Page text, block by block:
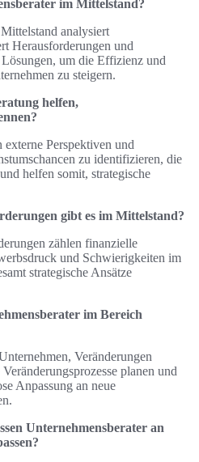
im Mittelstand?
analysiert
Herausforderungen und
um die Effizienz und
zu steigern.
helfen,
externe Perspektiven und
zu identifizieren, die
helfen somit, strategische
gibt es im Mittelstand?
zählen finanzielle
und Schwierigkeiten im
strategische Ansätze
im Bereich
Veränderungen
planen und
Anpassung an neue
Unternehmensberater an